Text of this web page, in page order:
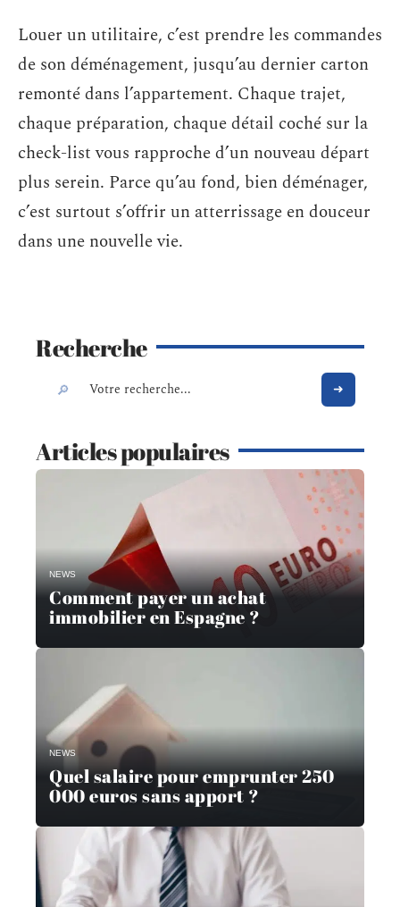
Louer un utilitaire, c’est prendre les commandes
de son déménagement, jusqu’au dernier carton
remonté dans l’appartement. Chaque trajet,
chaque préparation, chaque détail coché sur la
check-list vous rapproche d’un nouveau départ
plus serein. Parce qu’au fond, bien déménager,
c’est surtout s’offrir un atterrissage en douceur
dans une nouvelle vie.
Recherche
Articles populaires
NEWS
Comment payer un achat
immobilier en Espagne ?
NEWS
Quel salaire pour emprunter 250
000 euros sans apport ?